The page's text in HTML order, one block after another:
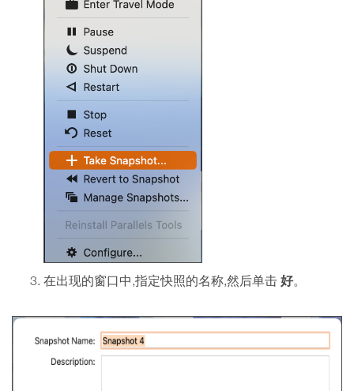
在出现的窗口中,指定快照的名称,然后单击 好。